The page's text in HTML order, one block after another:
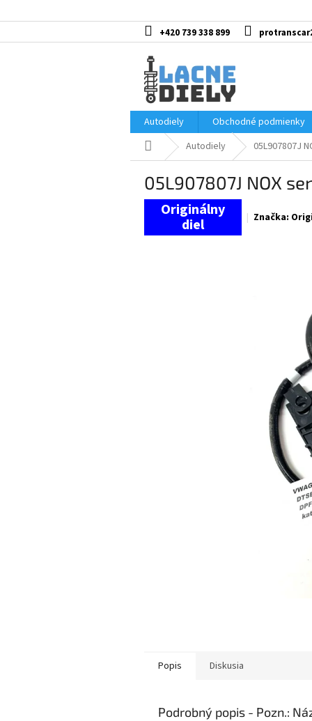
na
+420 739 338 899
Autodiely
Obchodné podmienky
DomovAutodiely 05L907807J
05L907807J NOX
Značka:
Popis Diskusia
Podrobný popis